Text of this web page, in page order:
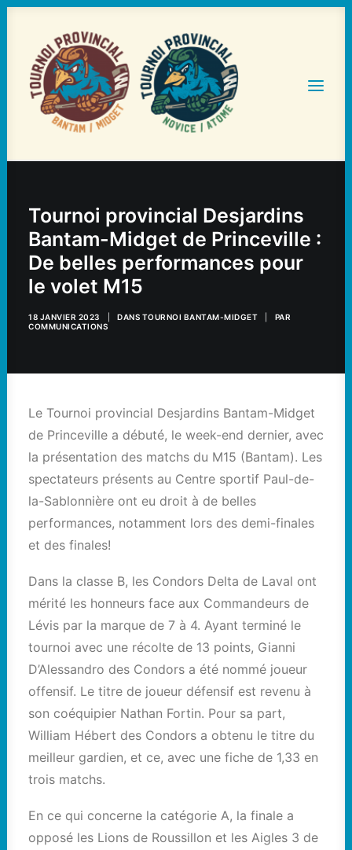
STATISTIQUES ET HORAIRES
TOURNOIS
HÉBERGEMENT ET RESTAURATION
Tournoi provincial Desjardins
Bantam-Midget de Princeville :
De belles performances pour
le volet M15
18 JANVIER 2023 DANS TOURNOI BANTAM-MIDGET
PAR
COMMUNICATIONS
Le Tournoi provincial Desjardins Bantam-Midget
de Princeville a débuté, le week-end dernier, avec
la présentation des matchs du M15 (Bantam). Les
spectateurs présents au Centre sportif Paul-de-
la-Sablonnière ont eu droit à de belles
performances, notamment lors des demi-finales
et des finales!
Dans la classe B, les Condors Delta de Laval ont
mérité les honneurs face aux Commandeurs de
Lévis par la marque de 7 à 4. Ayant terminé le
tournoi avec une récolte de 13 points, Gianni
D’Alessandro des Condors a été nommé joueur
offensif. Le titre de joueur défensif est revenu à
son coéquipier Nathan Fortin. Pour sa part,
William Hébert des Condors a obtenu le titre du
meilleur gardien, et ce, avec une fiche de 1,33 en
trois matchs.
En ce qui concerne la catégorie A, la finale a
opposé les Lions de Roussillon et les Aigles 3 de